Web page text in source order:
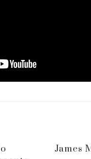
James